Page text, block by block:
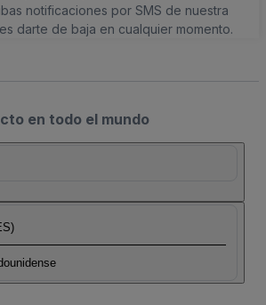
notificaciones por SMS de nuestra
darte de baja en cualquier momento.
en todo el mundo